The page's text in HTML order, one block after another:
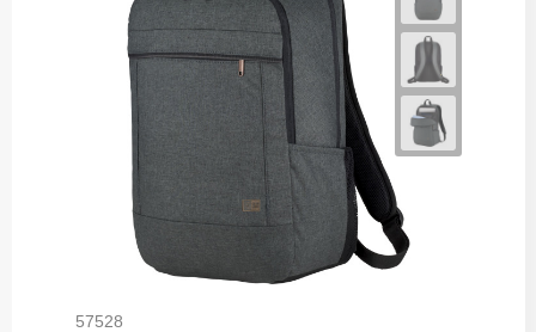
57528